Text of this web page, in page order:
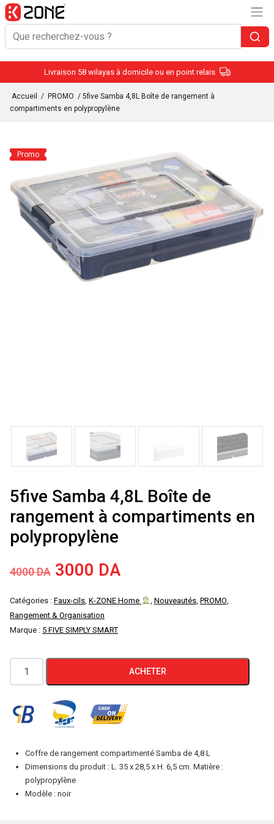
Livraison 58 wilayas à domicile ou en point relais
Accueil / PROMO / 5five Samba 4,8L Boîte de rangement à
compartiments en polypropylène
Promo
5five Samba 4,8L Boîte de
rangement à compartiments en
polypropylène
4000DA Le
prix
initial
était :
4000 DA.
3000 DALe
prix
est :
3000 DA.
Catégories : Faux-cils, K-ZONE Home , Nouveautés, PROMO,
Rangement & Organisation
Marque : 5 FIVE SIMPLY SMART
quantité
de
Samba
Boîte
de
rangement
ACHETER
Coffre de rangement compartimenté Samba de 4,8 L
Dimensions du produit : L. 35 x 28,5 x H. 6,5 cm. Matière :
polypropylène
Modèle : noir